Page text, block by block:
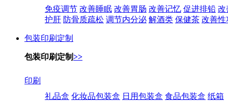
免疫调节 改善睡眠 改善胃肠 改善记忆 促进排铅 改
护肝 防骨质疏松 调节内分泌 解酒类 保健茶 改善性
包装印刷定制
包装印刷定制>>
印刷
礼品盒 化妆品包装盒 日用包装盒 食品包装盒 纸箱